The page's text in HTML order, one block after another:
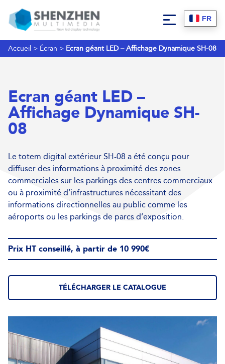
FR
Accueil > Écran > Ecran géant LED – Affichage Dynamique SH-08
Ecran géant LED –
Affichage Dynamique SH-
08
Le totem digital extérieur SH-08 a été conçu pour
diffuser des informations à proximité des zones
commerciales sur les parkings des centres commerciaux
ou à proximité d’infrastructures nécessitant des
informations directionnelles au public comme les
aéroports ou les parkings de parcs d’exposition.
Prix HT conseillé, à partir de 10 990€
TÉLÉCHARGER LE CATALOGUE